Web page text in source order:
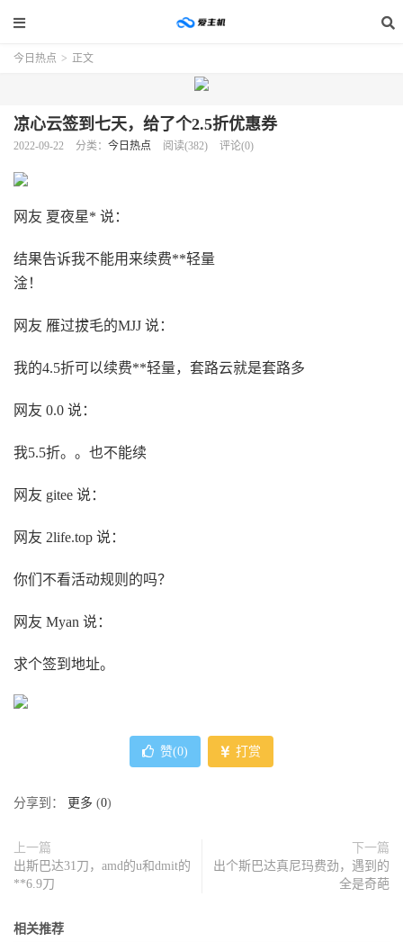
今日热点 > 正文
凉心云签到七天，给了个2.5折优惠券
2022-09-22 分类： 今日热点 阅读(382) 评论(0)
网友 夏夜星* 说：
结果告诉我不能用来续费**轻量
淦！
网友 雁过拔毛的MJJ 说：
我的4.5折可以续费**轻量，套路云就是套路多
网友 0.0 说：
我5.5折。。也不能续
网友 gitee 说：
网友 2life.top 说：
你们不看活动规则的吗？
网友 Myan 说：
求个签到地址。
赞(0) 打赏
分享到： 更多 (0)
上一篇
出斯巴达31刀，amd的u和dmit的
**6.9刀
下一篇
出个斯巴达真尼玛费劲，遇到的
全是奇葩
相关推荐